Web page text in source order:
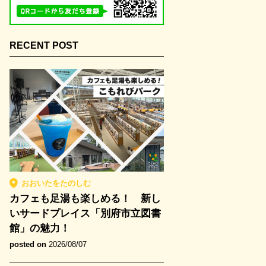
RECENT POST
おおいたをたのしむ
カフェも足湯も楽しめる！ 新し
いサードプレイス「別府市立図書
館」の魅力！
posted on 2026/08/07